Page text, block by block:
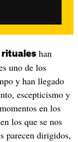
ritualeshan
uno de los
y han llegado
escepticismo y
en los
los que se nos
parecen dirigidos,